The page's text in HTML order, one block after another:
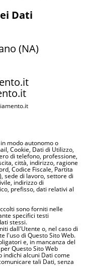
Dati
(NA)
modo autonomo o
Cookie, Dati di Utilizzo,
di telefono, professione,
città, indirizzo, ragione
Codice Fiscale, Partita
sede di lavoro, settore di
indirizzo di
prefisso, dati relativi al
sono forniti nelle
specifici testi
stessi.
dall'Utente o, nel caso di
l'uso di Questo Sito Web.
e, in mancanza del
Questo Sito Web
indichi alcuni Dati come
tali Dati, senza